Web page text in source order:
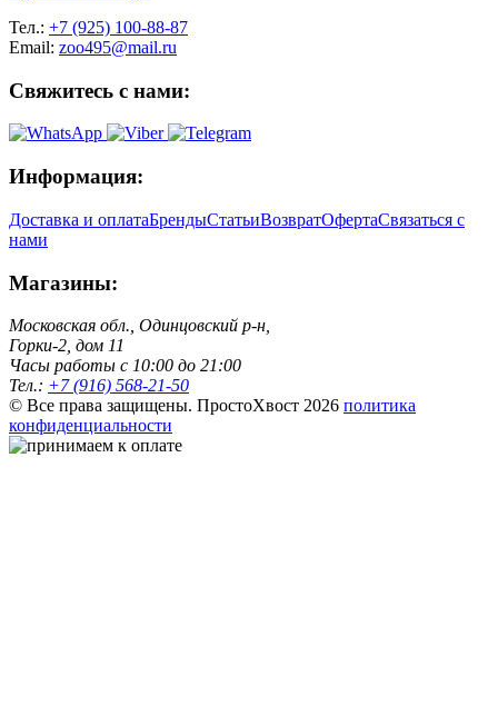
Тел.: +7 (925) 100-88-87
Email: zoo495@mail.ru
Свяжитесь с нами:
Информация:
Доставка и оплатаБрендыСтатьиВозвратОфертаСвязаться с
нами
Магазины:
Московская обл., Одинцовский р-н,
Горки-2, дом 11
Чacы работы с 10:00 до 21:00
Тел.: +7 (916) 568-21-50
© Все права защищены. ПростоХвост 2026 политика
конфиденциальности